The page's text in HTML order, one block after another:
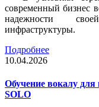
современный бизнес
надежности своей
инфраструктуры.
Подробнее
10.04.2026
Обучение вокалу
SOLO